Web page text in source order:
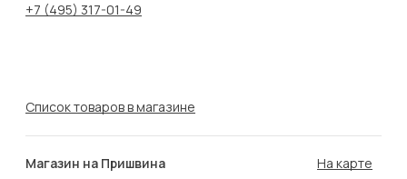
+7 (495) 317-01-49
Список товаров в магазине
Магазин на Пришвина
На карте